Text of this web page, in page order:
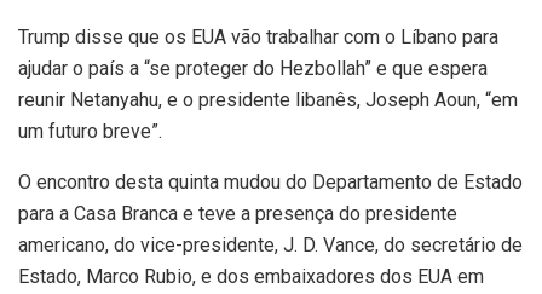
Trump disse que os EUA vão trabalhar com o Líbano para
ajudar o país a “se proteger do Hezbollah” e que espera
reunir Netanyahu, e o presidente libanês, Joseph Aoun, “em
um futuro breve”.
O encontro desta quinta mudou do Departamento de Estado
para a Casa Branca e teve a presença do presidente
americano, do vice-presidente, J. D. Vance, do secretário de
Estado, Marco Rubio, e dos embaixadores dos EUA em